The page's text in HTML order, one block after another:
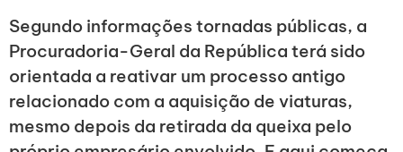
Segundo informações tornadas públicas, a
Procuradoria-Geral da República terá sido
orientada a reativar um processo antigo
relacionado com a aquisição de viaturas,
mesmo depois da retirada da queixa pelo